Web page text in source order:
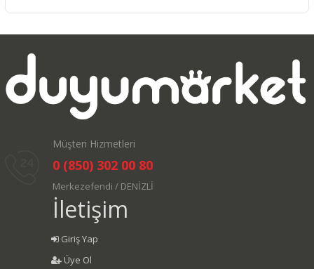
Müşteri Hizmetleri
0 (850) 302 00 80
Merkezefendi / DENİZLİ
İletişim
Giriş Yap
Üye Ol